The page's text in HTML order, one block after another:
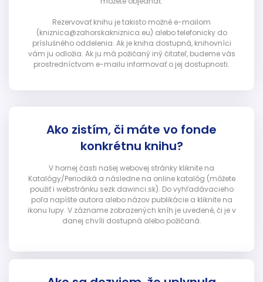
Rezervovať knihu je takisto možné e-mailom
(kniznica@zahorskakniznica.eu) alebo telefonicky do
príslušného oddelenia. Ak je kniha dostupná, knihovníci
vám ju odložia. Ak ju má požičaný iný čitateľ, budeme vás
prostredníctvom e-mailu informovať o jej dostupnosti.
Ako zistím, či máte vo fonde
konkrétnu knihu?
V hornej časti našej webovej stránky kliknite na
Katalógy/Periodiká a následne na online katalóg (môžete
použiť i webstránku sezk.dawinci.sk). Do vyhľadávacieho
poľa napíšte autora alebo názov publikácie a kliknite na
ikonu lupy. V zázname zobrazených kníh je uvedené, či je v
danej chvíli dostupná alebo požičaná.